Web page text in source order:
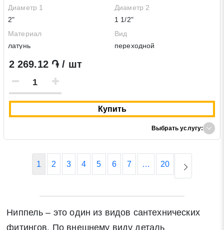
Диаметр 1
2"
Диаметр 2
1 1/2"
Материал
латунь
Вид
переходной
2 269.12 ֏ / шт
Купить
Выбрать услугу:
1 2 3 4 5 6 7 … 20
Ниппель – это один из видов сантехнических
фитингов. По внешнему виду деталь